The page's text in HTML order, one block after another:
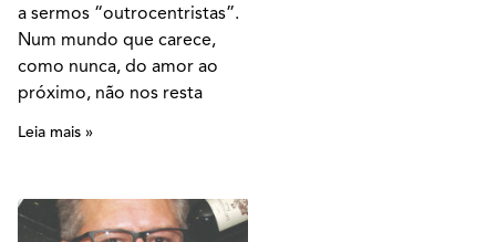
a sermos “outrocentristas”.
Num mundo que carece,
como nunca, do amor ao
próximo, não nos resta
Leia mais »